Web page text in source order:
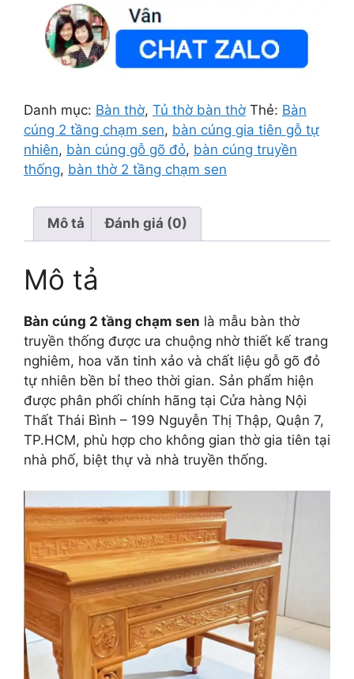
Danh mục: Bàn thờ, Tủ thờ bàn thờ Thẻ: Bàn
cúng 2 tầng chạm sen, bàn cúng gia tiên gỗ tự
nhiên, bàn cúng gỗ gõ đỏ, bàn cúng truyền
thống, bàn thờ 2 tầng chạm sen
Mô tả Đánh giá (0)
Mô tả
Bàn cúng 2 tầng chạm sen là mẫu bàn thờ
truyền thống được ưa chuộng nhờ thiết kế trang
nghiêm, hoa văn tinh xảo và chất liệu gỗ gõ đỏ
tự nhiên bền bỉ theo thời gian. Sản phẩm hiện
được phân phối chính hãng tại Cửa hàng Nội
Thất Thái Bình – 199 Nguyễn Thị Thập, Quận 7,
TP.HCM, phù hợp cho không gian thờ gia tiên tại
nhà phố, biệt thự và nhà truyền thống.